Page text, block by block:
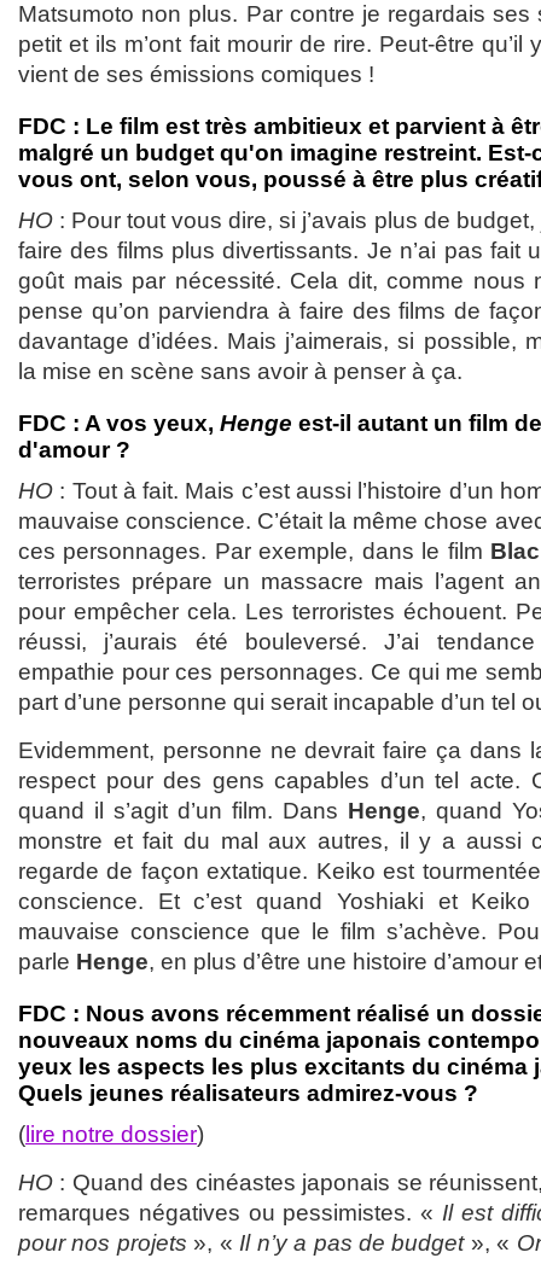
Matsumoto non plus. Par contre je regardais ses
petit et ils m’ont fait mourir de rire. Peut-être
vient de ses émissions comiques !
FDC : Le film est très ambitieux et parvient à
malgré un budget qu'on imagine restreint. Est-
vous ont, selon vous, poussé à être plus
HO : Pour tout vous dire, si j’avais plus de
faire des films plus divertissants. Je n’ai pas fait
goût mais par nécessité. Cela dit, comme nous
pense qu’on parviendra à faire des films de
davantage d’idées. Mais j’aimerais, si possible,
la mise en scène sans avoir à penser à ça.
FDC : A vos yeux, Henge est-il autant un film
d'amour ?
HO : Tout à fait. Mais c’est aussi l’histoire d’un
mauvaise conscience. C’était la même chose
ces personnages. Par exemple, dans le film
terroristes prépare un massacre mais l’agent
pour empêcher cela. Les terroristes échouent.
réussi, j’aurais été bouleversé. J’ai
empathie pour ces personnages. Ce qui me
part d’une personne qui serait incapable d’un tel
Evidemment, personne ne devrait faire ça dans
respect pour des gens capables d’un tel acte.
quand il s’agit d’un film. Dans Henge, quand
monstre et fait du mal aux autres, il y a aussi
regarde de façon extatique. Keiko est
conscience. Et c’est quand Yoshiaki et
mauvaise conscience que le film s’achève.
parle Henge, en plus d’être une histoire d’amour
FDC : Nous avons récemment réalisé un
nouveaux noms du cinéma japonais
yeux les aspects les plus excitants du cinéma
Quels jeunes réalisateurs admirez-vous ?
( lire notre dossier)
HO : Quand des cinéastes japonais se
remarques négatives ou pessimistes. « Il est
pour nos projets », « Il n’y a pas de budget», «